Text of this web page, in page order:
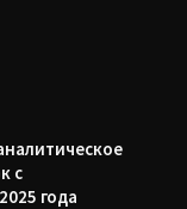
с
года